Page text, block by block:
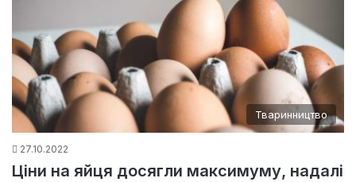
Тваринництво
27.10.2022
Ціни на яйця досягли максимуму, надалі